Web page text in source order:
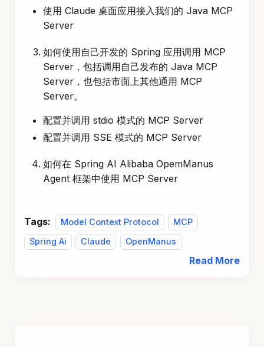
使用 Claude 桌面应用接入我们的 Java MCP
Server
如何使用自己开发的 Spring 应用调用 MCP
Server，包括调用自己发布的 Java MCP
Server，也包括市面上其他通用 MCP
Server。
配置并调用 stdio 模式的 MCP Server
配置并调用 SSE 模式的 MCP Server
如何在 Spring AI Alibaba OpemManus
Agent 框架中使用 MCP Server
Tags: Model Context Protocol
MCP
Spring Ai
Claude OpenManus
Read More